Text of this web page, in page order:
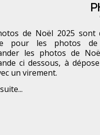
de Noël 2025 sont
pour les photos
les photos de
ci dessous, à
un virement.